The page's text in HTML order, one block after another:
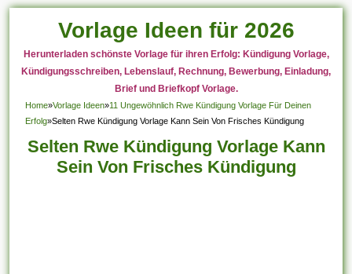
Vorlage Ideen für 2026
Herunterladen schönste Vorlage für ihren Erfolg: Kündigung Vorlage,
Kündigungsschreiben, Lebenslauf, Rechnung, Bewerbung, Einladung,
Brief und Briefkopf Vorlage.
Home»Vorlage Ideen»11 Ungewöhnlich Rwe Kündigung Vorlage Für Deinen
Erfolg»Selten Rwe Kündigung Vorlage Kann Sein Von Frisches Kündigung
Selten Rwe Kündigung Vorlage Kann
Sein Von Frisches Kündigung